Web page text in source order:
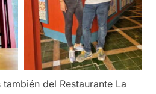
del Restaurante La